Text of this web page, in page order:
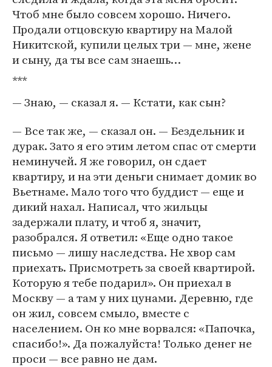
Чтоб мне было совсем хорошо. Ничего.
Продали отцовскую квартиру на Малой
Никитской, купили целых три — мне, жене
и сыну, да ты все сам знаешь…
***
— Знаю, — сказал я. — Кстати, как сын?
— Все так же, — сказал он. — Бездельник и
дурак. Зато я его этим летом спас от смерти
неминучей. Я же говорил, он сдает
квартиру, и на эти деньги снимает домик во
Вьетнаме. Мало того что буддист — еще и
дикий нахал. Написал, что жильцы
задержали плату, и чтоб я, значит,
разобрался. Я ответил: «Еще одно такое
письмо — лишу наследства. Не хвор сам
приехать. Присмотреть за своей квартирой.
Которую я тебе подарил». Он приехал в
Москву — а там у них цунами. Деревню, где
он жил, совсем смыло, вместе с
населением. Он ко мне ворвался: «Папочка,
спасибо!». Да пожалуйста! Только денег не
проси — все равно не дам.